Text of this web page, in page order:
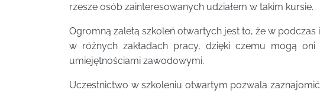
rzesze osób zainteresowanych udziałem w takim kursie.
Ogromną zaletą szkoleń otwartych jest to, że w
w różnych zakładach pracy, dzięki czemu mogą
umiejętnościami zawodowymi.
Uczestnictwo w szkoleniu otwartym pozwala